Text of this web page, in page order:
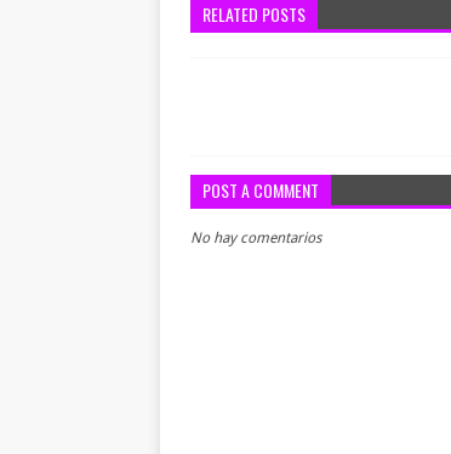
RELATED POSTS
POST A COMMENT
No hay comentarios